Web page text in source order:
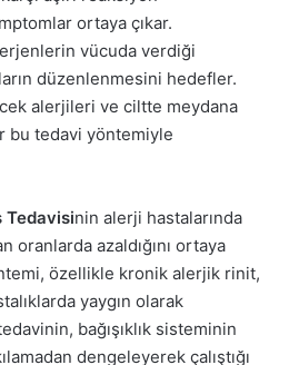
ortaya çıkar.
vücuda verdiği
düzenlenmesini hedefler.
alerjileri ve ciltte meydana
bu tedavi yöntemiyle
Tedavisinin alerji hastalarında
oranlarda azaldığını ortaya
özellikle kronik alerjik rinit,
yaygın olarak
bağışıklık sisteminin
dengeleyerek çalıştığı